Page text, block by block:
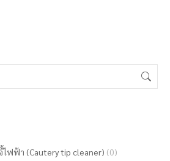
ฟฟ้า (Cautery tip cleaner) (0)